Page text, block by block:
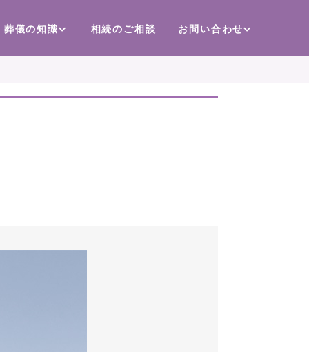
葬儀の知識 相続のご相談 お問い合わせ